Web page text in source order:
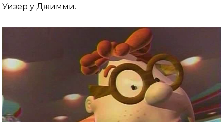
Уизер у Джимми.